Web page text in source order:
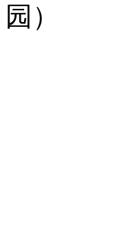
园）